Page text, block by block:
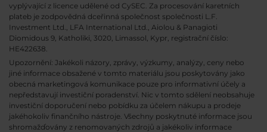
vyplývající z licence udělené od CySEC. Za procesování karetních
plateb je zodpovědná dceřinná společnost společnosti L.F.
Investment Ltd., LFA International Ltd., Aiolou & Panagioti
Diomidous 9, Katholiki, 3020, Limassol, Kypr, registrační číslo:
HE422638.
Upozornění: Jakékoli názory, zprávy, výzkumy, analýzy, ceny nebo
jiné informace obsažené v tomto materiálu jsou poskytovány jako
obecná marketingová komunikace pouze pro informativní účely a
nepředstavují investiční poradenství. Nic v tomto sdělení neobsahuje
investiční doporučení nebo pobídku za účelem nákupu a prodeje
jakéhokoliv finančního nástroje. Všechny poskytnuté informace jsou
shromažďovány z renomovaných zdrojů a jakékoliv informace